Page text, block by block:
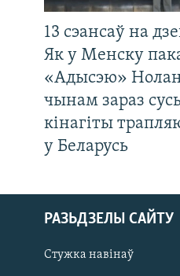
13 сэансаў на
Як у Менску
«Адысэю»
чынам зараз
кінагіты
у Беларусь
РАЗЬДЗЕЛЫ САЙТУ
Стужка навінаў